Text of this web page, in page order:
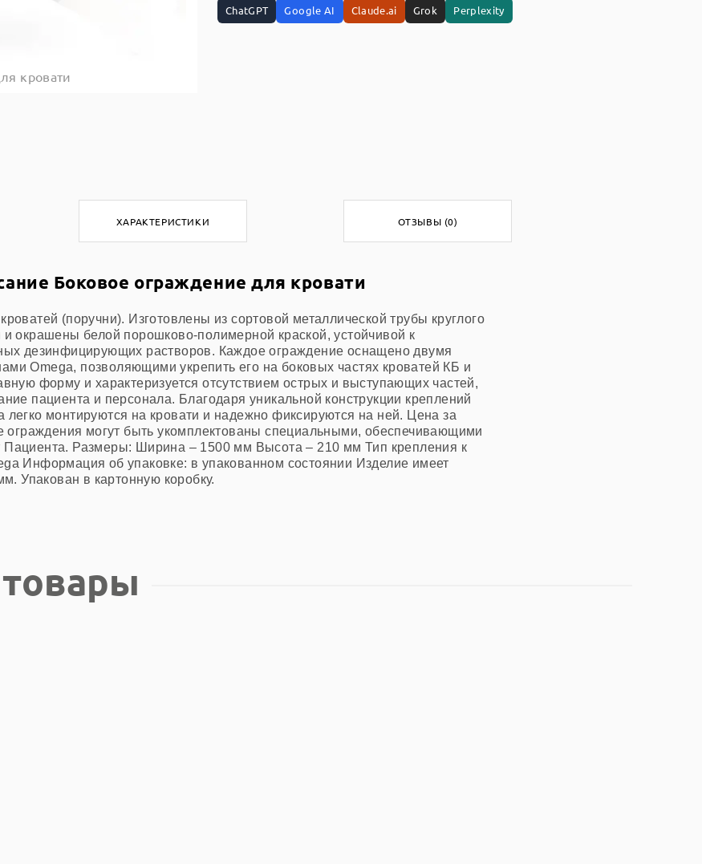
кровати
ChatGPT Google AI Claude.ai Grok Perplexity
ХАРАКТЕРИСТИКИ ОТЗЫВЫ (0)
Боковое ограждение для кровати
(поручни). Изготовлены из сортовой металлической трубы круглого
окрашены белой порошково-полимерной краской, устойчивой к
дезинфицирующих растворов. Каждое ограждение оснащено двумя
Omega, позволяющими укрепить его на боковых частях кроватей КБ и
форму и характеризуется отсутствием острых и выступающих частей,
пациента и персонала. Благодаря уникальной конструкции креплений
легко монтируются на кровати и надежно фиксируются на ней. Цена за
ограждения могут быть укомплектованы специальными, обеспечивающими
Пациента. Размеры: Ширина – 1500 мм Высота – 210 мм Тип крепления к
Информация об упаковке: в упакованном состоянии Изделие имеет
Упакован в картонную коробку.